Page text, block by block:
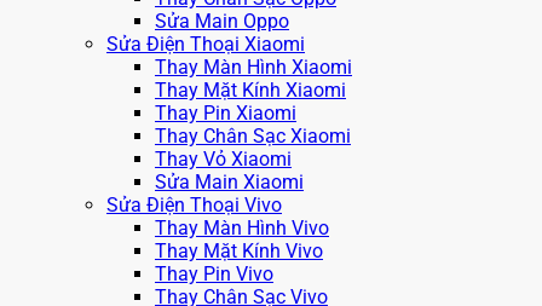
Sửa Main Oppo
Sửa Điện Thoại Xiaomi
Thay Màn Hình Xiaomi
Thay Mặt Kính Xiaomi
Thay Pin Xiaomi
Thay Chân Sạc Xiaomi
Thay Vỏ Xiaomi
Sửa Main Xiaomi
Sửa Điện Thoại Vivo
Thay Màn Hình Vivo
Thay Mặt Kính Vivo
Thay Pin Vivo
Thay Chân Sạc Vivo